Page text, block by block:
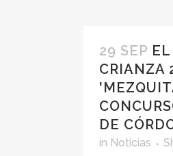
29 SEP
CRIANZA
DE
in Noticias